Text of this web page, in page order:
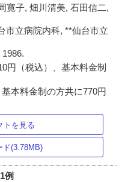
寛子, 畑川清美, 石田信二,
市立病院内科, **仙台市立
1986.
円（税込）、基本料金制
本料金制の方共に770円
トを見る
ド(3.78MB)
例